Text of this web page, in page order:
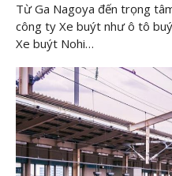
Từ Ga Nagoya đến trọng
công ty Xe buýt như ô tô
Xe buýt Nohi…